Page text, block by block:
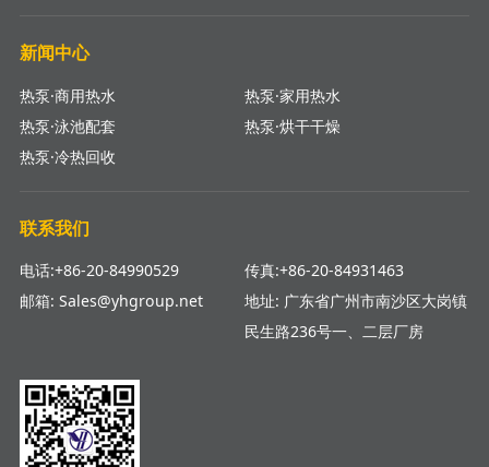
新闻中心
热泵·商用热水
热泵·家用热水
热泵·泳池配套
热泵·烘干干燥
热泵·冷热回收
联系我们
电话:+86-20-84990529
传真:+86-20-84931463
邮箱: Sales@yhgroup.net
地址: 广东省广州市南沙区大岗镇
民生路236号一、二层厂房